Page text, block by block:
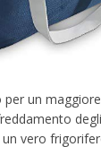
per un
vero